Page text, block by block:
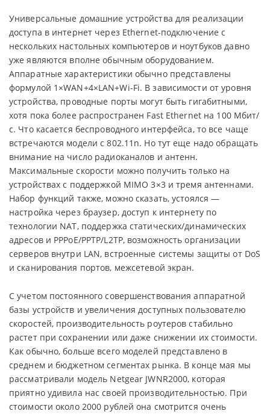
Универсальные домашние устройства для реализации
доступа в интернет через Ethernet-подключение с
нескольких настольных компьютеров и ноутбуков давно
уже являются вполне обычным оборудованием.
Аппаратные характеристики обычно представлены
формулой 1×WAN+4×LAN+Wi-Fi. В зависимости от уровня
устройства, проводные порты могут быть гигабитными,
хотя пока более распространен Fast Ethernet на 100 Мбит/
с. Что касается беспроводного интерфейса, то все чаще
встречаются модели с 802.11n. Но тут еще надо обращать
внимание на число радиоканалов и антенн.
Максимальные скорости можно получить только на
устройствах с поддержкой MIMO 3×3 и тремя антеннами.
Набор функций также, можно сказать, устоялся —
настройка через браузер, доступ к интернету по
технологии NAT, поддержка статических/динамических
адресов и PPPoE/PPTP/L2TP, возможность организации
серверов внутри LAN, встроенные системы защиты от DoS
и сканирования портов, межсетевой экран.
С учетом постоянного совершенствования аппаратной
базы устройств и увеличения доступных пользователю
скоростей, производительность роутеров стабильно
растет при сохранении или даже снижении их стоимости.
Как обычно, больше всего моделей представлено в
среднем и бюджетном сегментах рынка. В конце мая мы
рассматривали модель Netgear JWNR2000, которая
приятно удивила нас своей производительностью. При
стоимости около 2000 рублей она смотрится очень